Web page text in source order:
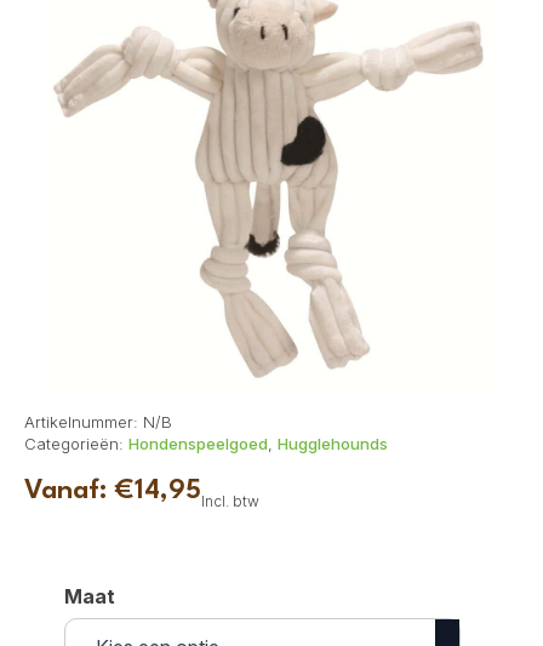
Artikelnummer: N/B
Categorieën: Hondenspeelgoed, Hugglehounds
Vanaf: €14,95Incl. btw
Maat